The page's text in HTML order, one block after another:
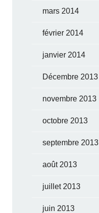
mars 2014
février 2014
janvier 2014
Décembre 2013
novembre 2013
octobre 2013
septembre 2013
août 2013
juillet 2013
juin 2013